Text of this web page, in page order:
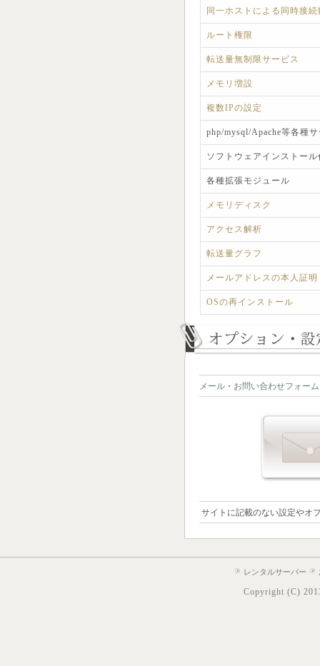
同一ホストによる同時接
ルート権限
転送量無制限サービス
メモリ増設
複数IPの設定
php/mysql/Apache等各種
ソフトウェアインストール
各種拡張モジュール
メモリディスク
アクセス解析
転送量グラフ
メールアドレスの本人証明
OSの再インストール
メール ・ お問い合わせフォーム
サイトに記載のない設定やオ
レンタルサーバー
Copyright (C)